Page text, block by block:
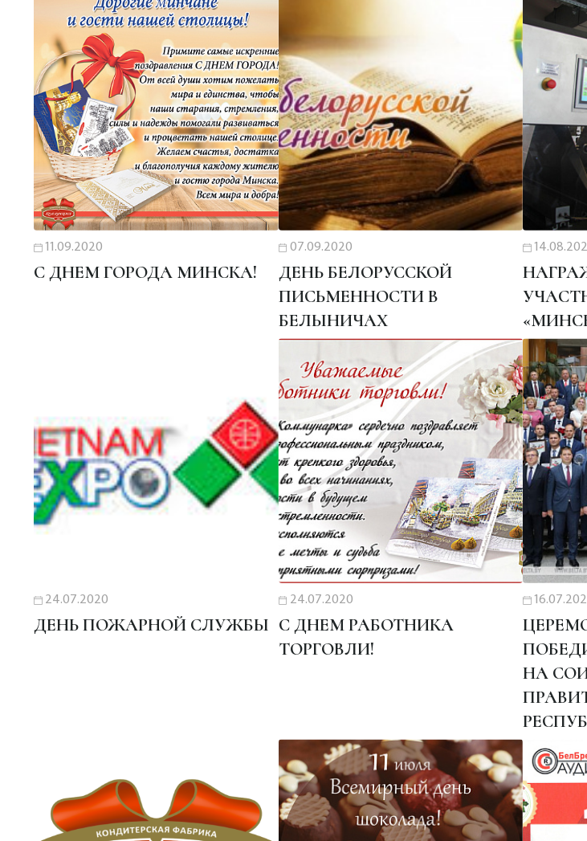
11.09.2020
С ДНЕМ ГОРОДА МИНСКА!
07.09.2020
ДЕНЬ БЕЛОРУССКОЙ
ПИСЬМЕННОСТИ В
БЕЛЫНИЧАХ
24.07.2020
ДЕНЬ ПОЖАРНОЙ СЛУЖБЫ
24.07.2020
С ДНЕМ РАБОТНИКА
ТОРГОВЛИ!
НА